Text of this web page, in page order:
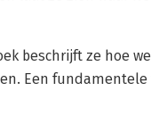
beschrijft ze hoe
Een